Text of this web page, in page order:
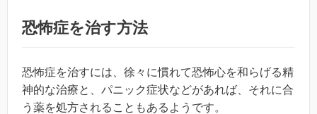
恐怖症を治す方法
恐怖症を治すには、徐々に慣れて恐怖心を和らげる精
神的な治療と、パニック症状などがあれば、それに合
う薬を処方されることもあるようです。